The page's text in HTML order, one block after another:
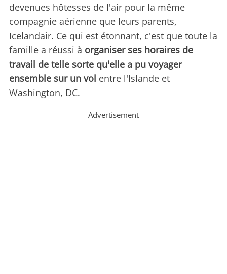
devenues hôtesses de l'air pour la même
compagnie aérienne que leurs parents,
Icelandair. Ce qui est étonnant, c'est que toute la
famille a réussi à organiser ses horaires de
travail de telle sorte qu'elle a pu voyager
ensemble sur un vol entre l'Islande et
Washington, DC.
Advertisement